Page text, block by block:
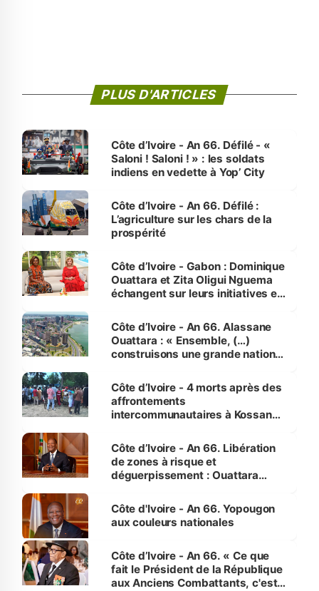
PLUS D'ARTICLES
Côte d’Ivoire - An 66. Défilé - «
Saloni ! Saloni ! » : les soldats
indiens en vedette à Yop’ City
Côte d’Ivoire - An 66. Défilé :
L’agriculture sur les chars de la
prospérité
Côte d’Ivoire - Gabon : Dominique
Ouattara et Zita Oligui Nguema
échangent sur leurs initiatives en
enfants
Côte d’Ivoire - An 66. Alassane
Ouattara : « Ensemble, (…)
construisons une grande nation
générations futures »
Côte d’Ivoire - 4 morts après des
affrontements
intercommunautaires à Kossandji
milieu des sinistrés
Côte d’Ivoire - An 66. Libération
de zones à risque et
déguerpissement : Ouattara
l'Etat de droit pour préserver les
vies humaines »
Côte d'Ivoire - An 66. Yopougon
aux couleurs nationales
Côte d’Ivoire - An 66. « Ce que
fait le Président de la République
aux Anciens Combattants, c'est